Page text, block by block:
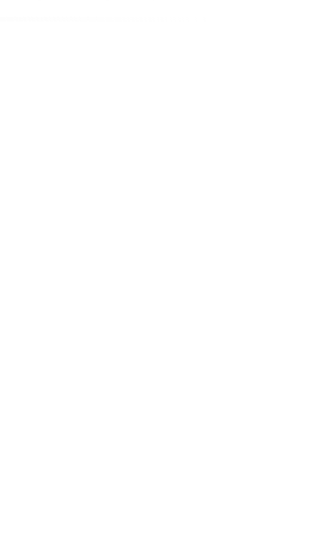
piwem, próbowaliśmy
w ogrodzie.
po mleku i piwo.
Pamiętajcie